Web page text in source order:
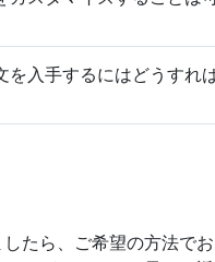
を入手するにはどうすれ
たら、ご希望の方法で